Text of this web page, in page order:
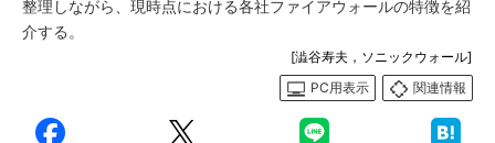
整理しながら、現時点における各社ファイアウォールの特徴を紹
介する。
[澁谷寿夫，ソニックウォール]
PC用表示
関連情報